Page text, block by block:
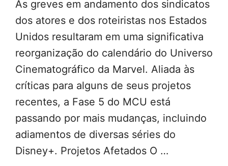
As greves em andamento dos sindicatos
dos atores e dos roteiristas nos Estados
Unidos resultaram em uma significativa
reorganização do calendário do Universo
Cinematográfico da Marvel. Aliada às
críticas para alguns de seus projetos
recentes, a Fase 5 do MCU está
passando por mais mudanças, incluindo
adiamentos de diversas séries do
Disney+. Projetos Afetados O …